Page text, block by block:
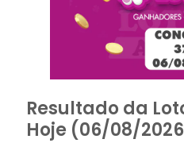
Resultado da
Hoje (06/08/